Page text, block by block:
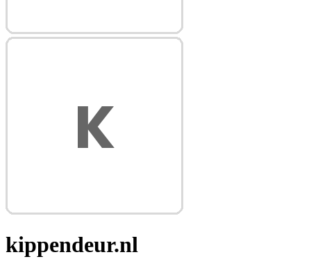
kippendeur.nl